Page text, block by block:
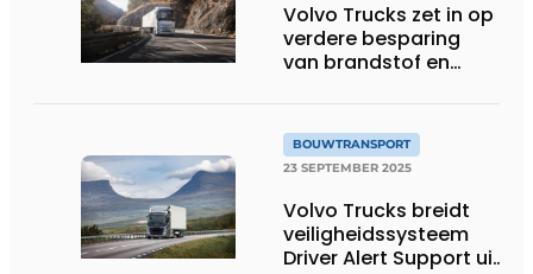
Volvo Trucks zet in op
verdere besparing
van brandstof en
motortechnologie
BOUWTRANSPORT
23 SEPTEMBER 2025
Volvo Trucks breidt
veiligheidssysteem
Driver Alert Support uit